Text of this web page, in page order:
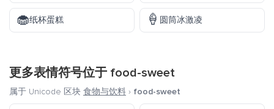
🧁纸杯蛋糕 🍦 圆筒冰激凌
更多表情符号位于 food-sweet
属于 Unicode 区块 食物与饮料 › food-sweet